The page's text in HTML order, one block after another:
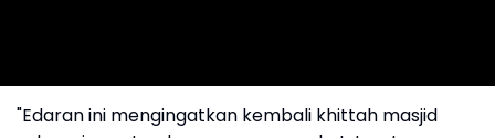
"Edaran ini mengingatkan kembali khittah masjid